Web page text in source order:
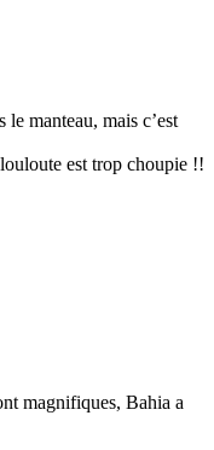
manteau, mais c’est
est trop choupie !!
magnifiques, Bahia a